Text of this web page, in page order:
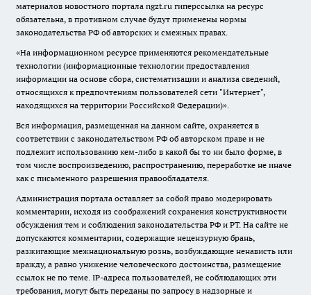
материалов новостного портала ngzt.ru гиперссылка на ресурс
обязательна, в противном случае будут применены нормы
законодательства РФ об авторских и смежных правах.
«На информационном ресурсе применяются рекомендательные
технологии (информационные технологии предоставления
информации на основе сбора, систематизации и анализа сведений,
относящихся к предпочтениям пользователей сети "Интернет",
находящихся на территории Российской Федерации)».
Вся информация, размещенная на данном сайте, охраняется в
соответствии с законодательством РФ об авторском праве и не
подлежит использованию кем-либо в какой бы то ни было форме, в
том числе воспроизведению, распространению, переработке не иначе
как с письменного разрешения правообладателя.
Администрация портала оставляет за собой право модерировать
комментарии, исходя из соображений сохранения конструктивности
обсуждения тем и соблюдения законодательства РФ и РТ. На сайте не
допускаются комментарии, содержащие нецензурную брань,
разжигающие межнациональную рознь, возбуждающие ненависть или
вражду, а равно унижение человеческого достоинства, размещение
ссылок не по теме. IP-адреса пользователей, не соблюдающих эти
требования, могут быть переданы по запросу в надзорные и